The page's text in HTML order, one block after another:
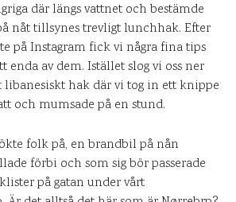
där längs vattnet och bestämde
nåt tillsynes trevligt lunchhak. Efter
på Instagram fick vi några fina tips
enda av dem. Istället slog vi oss ner
libanesiskt hak där vi tog in ett knippe
och mumsade på en stund.
folk på, en brandbil på nån
förbi och som sig bör passerade
på gatan under vårt